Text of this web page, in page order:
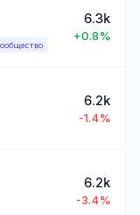
6.3k
+0.8%
6.2k
-1.4%
6.2k
-3.4%